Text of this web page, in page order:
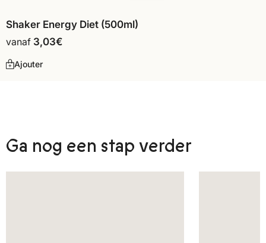
Shaker Energy Diet (500ml)
vanaf 3,03€
Ajouter
Ga nog een stap verder